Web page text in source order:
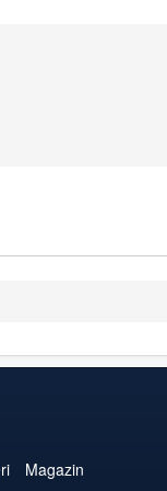
Magazin